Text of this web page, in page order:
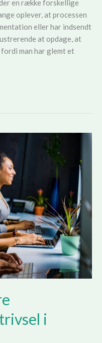
en række forskellige
oplever, at processen
eller har indsendt
at opdage, at
fordi man har glemt et
i